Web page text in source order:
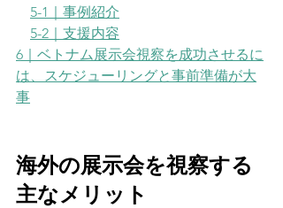
5-1｜事例紹介
5-2｜支援内容
6｜ベトナム展示会視察を成功させるに
は、スケジューリングと事前準備が大
事
海外の展示会を視察する
主なメリット